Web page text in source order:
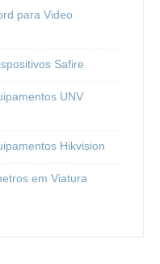
para Video
Safire
UNV
Hikvision
em Viatura